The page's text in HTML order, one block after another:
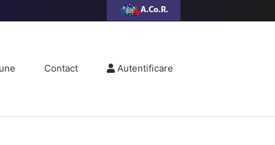
A.Co.R.
Contact Autentificare